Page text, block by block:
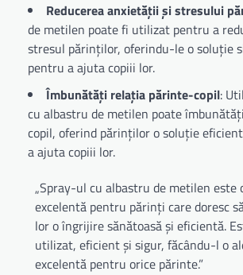
Reducerea anxietății și stresului
de metilen poate fi utilizat pentru a
stresul părinților, oferindu-le o soluție
pentru a ajuta copiii lor.
Îmbunătăți relația părinte-copil:
cu albastru de metilen poate
copil, oferind părinților o soluție
a ajuta copiii lor.
„Spray-ul cu albastru de metilen este
excelentă pentru părinți care doresc
lor o îngrijire sănătoasă și eficientă.
utilizat, eficient și sigur, făcându-l o
excelentă pentru orice părinte.”